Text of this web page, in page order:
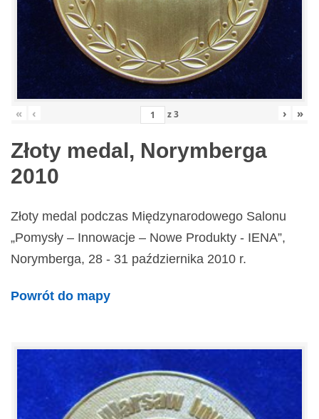
« ‹ z3 › »
Złoty medal, Norymberga
2010
Złoty medal podczas Międzynarodowego Salonu
„Pomysły – Innowacje – Nowe Produkty - IENA”,
Norymberga, 28 - 31 października 2010 r.
Powrót do mapy